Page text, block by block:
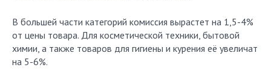
В большей части категорий комиссия вырастет на 1,5-4%
от цены товара. Для косметической техники, бытовой
химии, а также товаров для гигиены и курения её увеличат
на 5-6%.